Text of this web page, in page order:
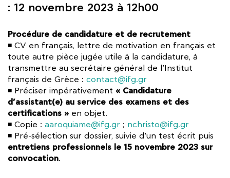
: 12 novembre 2023 à 12h00
Procédure de candidature et de recrutement
◾ CV en français, lettre de motivation en français et
toute autre pièce jugée utile à la candidature, à
transmettre au secrétaire général de l’Institut
français de Grèce : contact@ifg.gr
◾ Préciser impérativement « Candidature
d’assistant(e) au service des examens et des
certifications » en objet.
◾ Copie : aaroquiame@ifg.gr ; nchristo@ifg.gr
◾ Pré-sélection sur dossier, suivie d’un test écrit puis
entretiens professionnels le 15 novembre 2023 sur
convocation.